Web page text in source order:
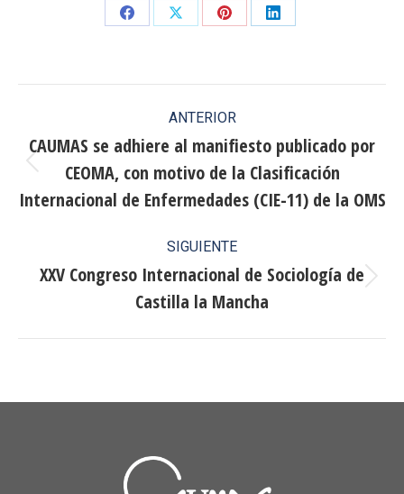
Share
Share
Share
Share
entre
publicaciones
ANTERIOR
Publicación
anterior:
CAUMAS se adhiere al manifiesto publicado por
CEOMA, con motivo de la Clasificación
Internacional de Enfermedades (CIE-11) de la OMS
SIGUIENTE
Publicación
siguiente:
XXV Congreso Internacional de Sociología de
Castilla la Mancha